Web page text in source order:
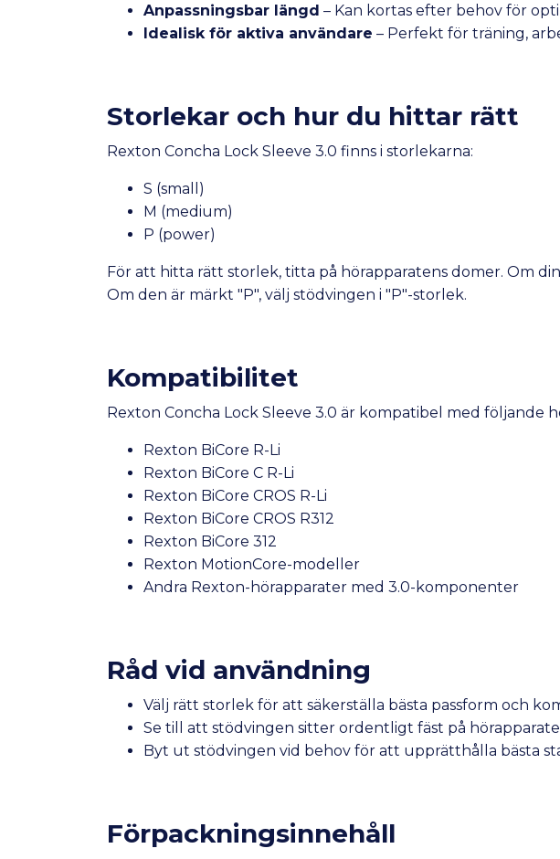
Anpassningsbar längd – Kan kortas efter behov för
Idealisk för aktiva användare – Perfekt för träning,
Storlekar och hur du hittar rätt
Rexton Concha Lock Sleeve 3.0 finns i storlekarna:
S (small)
M (medium)
P (power)
För att hitta rätt storlek, titta på hörapparatens domer. Om
Om den är märkt "P", välj stödvingen i "P"-storlek.
Kompatibilitet
Rexton Concha Lock Sleeve 3.0 är kompatibel med följande
Rexton BiCore R-Li
Rexton BiCore C R-Li
Rexton BiCore CROS R-Li
Rexton BiCore CROS R312
Rexton BiCore 312
Rexton MotionCore-modeller
Andra Rexton-hörapparater med 3.0-komponenter
Råd vid användning
Välj rätt storlek för att säkerställa bästa passform och
Se till att stödvingen sitter ordentligt fäst på
Byt ut stödvingen vid behov för att upprätthålla bästa
Förpackningsinnehåll